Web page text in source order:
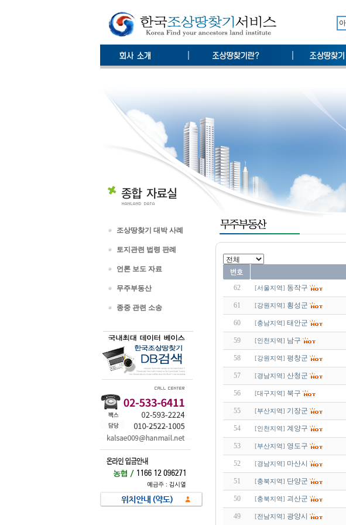
조상땅찾기 대박 사례
토지관련 법령 판례
언론 보도 자료
무주부동산
종중 관련 소송
62 [서울지역] 동작구
61 [강원지역] 횡성군
60 [충남지역] 태안군
59 [인천지역] 남구
58 [강원지역] 평창군
57 [경남지역] 산청군
56 [대구지역] 북구
55 [부산지역] 기장군
54 [인천지역] 계양구
53 [부산지역] 영도구
52 [경남지역] 마산시
51 [충북지역] 단양군
50 [충북지역] 괴산군
49 [전남지역] 광양시